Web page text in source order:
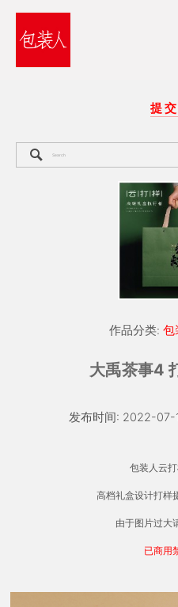
提
作品分类: 包
大禹茶事4
发布时间: 2022-07-
包装人云
高档礼盒设计打样
由于图片过大
已商用